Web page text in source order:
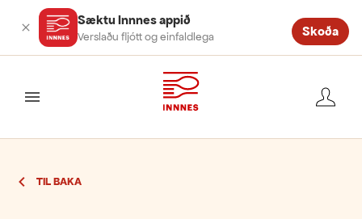
Sæktu Innnes appið
Verslaðu fljótt og einfaldlega Skoða
valmynd
TIL BAKA